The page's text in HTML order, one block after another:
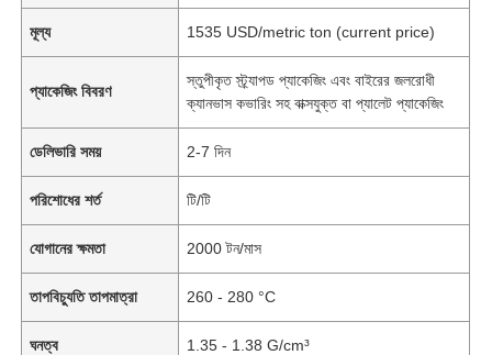
মূল্য 1535 USD/metric ton (current price)
প্যাকেজিং বিবরণ
স্তুপীকৃত স্ট্র্যাপড প্যাকেজিং এবং বাইরের জলরোধী
ক্যানভাস কভারিং সহ বাক্সযুক্ত বা প্যালেট প্যাকেজিং
ডেলিভারি সময় 2-7 দিন
পরিশোধের শর্ত টি/টি
যোগানের ক্ষমতা 2000 টন/মাস
তাপবিচ্যুতি তাপমাত্রা 260 - 280 °C
ঘনত্ব 1.35 - 1.38 G/cm³